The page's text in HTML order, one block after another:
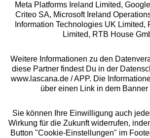
Alle Preise inkl. MwSt., zzgl.
Versandkosten
** Bonität vorausgesetzt, berechtigt zur Bonitätsprüfung
Meta Platforms Ireland Limited,
Criteo SA, Microsoft Ireland
Information Technologies UK Limited,
Limited, RTB House
Weitere Informationen zu den
diese Partner findest Du in der
www.lascana.de / APP. Die
über einen Link in dem Banner
Sie können Ihre Einwilligung auch
Wirkung für die Zukunft widerrufen,
Button "Cookie-Einstellungen" im